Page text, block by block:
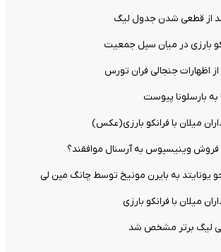
از قطعی شدن جدول لیگ
بارزی در میان سیل جمعیت
اظهارات جنجالی فران تورس
بارسلونا پیوست
میلان با فرانکو بارزی(عکس)
فروش وینیسیوس به آرسنال موافقند؟
یونایتد به بایرن مونیخ توسط چانگ مین لی
میلان با فرانکو بارزی
لیگ برتر مشخص شد